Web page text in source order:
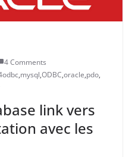
4 Comments
,mysql,ODBC,oracle,pdo,
link vers
avec les